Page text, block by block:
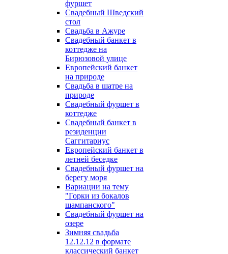
фуршет
Свадебный Шведский
стол
Свадьба в Ажуре
Свадебный банкет в
коттедже на
Бирюзовой улице
Европейский банкет
на природе
Свадьба в шатре на
природе
Свадебный фуршет в
коттедже
Свадебный банкет в
резиденции
Саггитариус
Европейский банкет в
летней беседке
Свадебный фуршет на
берегу моря
Вариации на тему
"Горки из бокалов
шампанского"
Свадебный фуршет на
озере
Зимняя свадьба
12.12.12 в формате
классический банкет